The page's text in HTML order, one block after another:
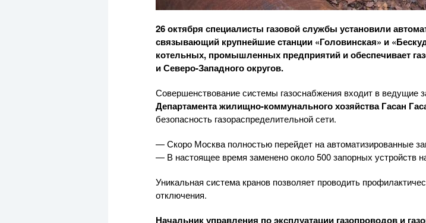
26 октября специалисты газовой службы установили
связывающий крупнейшие станции «Головинская» и «
котельных, промышленных предприятий и обеспечивает
иСеверо-Западногоокругов.
Совершенствование системы газоснабжения входит в ведущие
Департаментажилищно-коммунальногохозяйства Гасан
безопасность газораспределительной сети.
— Скоро Москва полностью перейдет на автоматизированные
— В настоящее время заменено около 500 запорных устройств
Уникальная система кранов позволяет проводить
отключения.
Начальник управления по эксплуатации газопроводов и